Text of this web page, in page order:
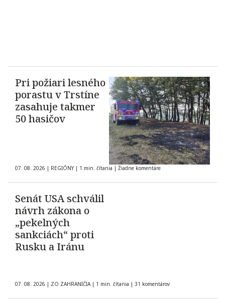
Pri požiari lesného
porastu v Trstíne
zasahuje takmer
50 hasičov
07. 08. 2026 | REGIÓNY | 1 min. čítania | Žiadne komentáre
Senát USA schválil
návrh zákona o
„pekelných
sankciách“ proti
Rusku a Iránu
07. 08. 2026 | ZO ZAHRANIČIA | 1 min. čítania | 31 komentárov